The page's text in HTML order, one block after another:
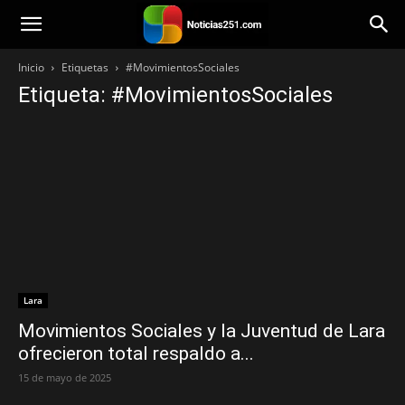
Noticias251
Inicio Etiquetas #MovimientosSociales
Etiqueta: #MovimientosSociales
Lara
Movimientos Sociales y la Juventud de Lara
ofrecieron total respaldo a...
15 de mayo de 2025